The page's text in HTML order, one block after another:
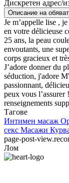
Дискретен адрес/
Описание на
Je m’appelle lise ,
en votre délicieuse
25 ans, la peau
envoutants, une
corps gracieux et
J’adore donner du
séduction, j'adore
passionnant,
peux vous l’assurer
renseignements
Тагове
Интимен масаж
секс Масажи
page-post-
Лом